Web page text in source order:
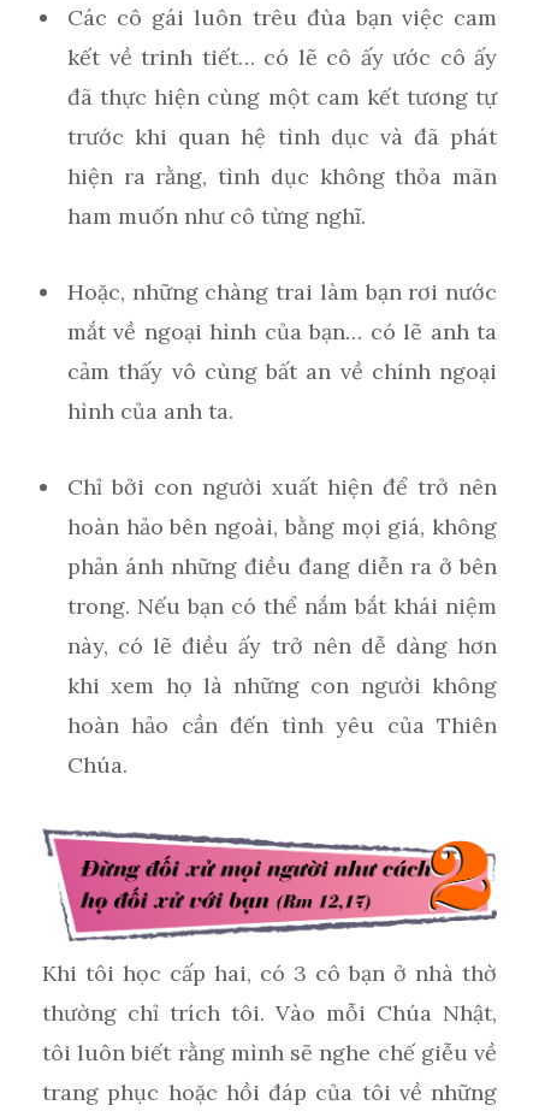
Các cô gái luôn trêu đùa bạn việc cam
kết về trinh tiết… có lẽ cô ấy ước cô ấy
đã thực hiện cùng một cam kết tương tự
trước khi quan hệ tình dục và đã phát
hiện ra rằng, tình dục không thỏa mãn
ham muốn như cô từng nghĩ.
Hoặc, những chàng trai làm bạn rơi nước
mắt về ngoại hình của bạn… có lẽ anh ta
cảm thấy vô cùng bất an về chính ngoại
hình của anh ta.
Chỉ bởi con người xuất hiện để trở nên
hoàn hảo bên ngoài, bằng mọi giá, không
phản ánh những điều đang diễn ra ở bên
trong. Nếu bạn có thể nắm bắt khái niệm
này, có lẽ điều ấy trở nên dễ dàng hơn
khi xem họ là những con người không
hoàn hảo cần đến tình yêu của Thiên
Chúa.
Khi tôi học cấp hai, có 3 cô bạn ở nhà thờ
thường chỉ trích tôi. Vào mỗi Chúa Nhật,
tôi luôn biết rằng mình sẽ nghe chế giễu về
trang phục hoặc hồi đáp của tôi về những